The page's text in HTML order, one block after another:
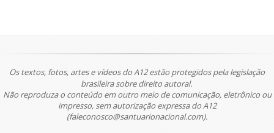
Os textos, fotos, artes e vídeos do A12 estão protegidos pela legislação
brasileira sobre direito autoral.
Não reproduza o conteúdo em outro meio de comunicação, eletrônico ou
impresso, sem autorização expressa do A12
(faleconosco@santuarionacional.com).